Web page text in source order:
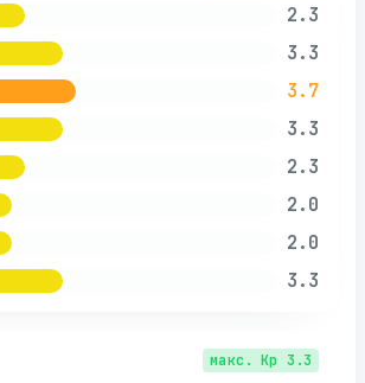
2.3
3.3
3.7
3.3
2.3
2.0
2.0
3.3
макс. Kp 3.3